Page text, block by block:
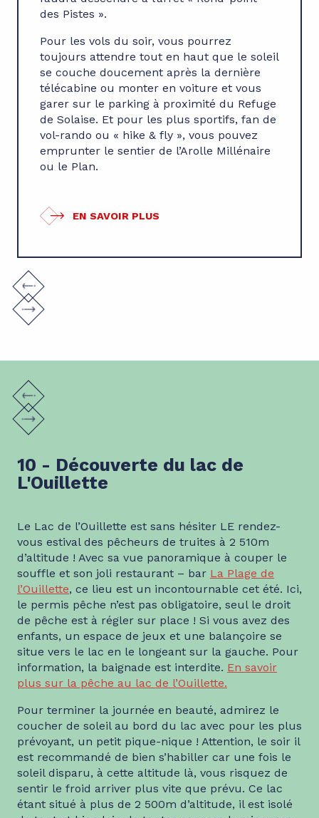
des Pistes ».
Pour les vols du soir, vous pourrez
toujours attendre tout en haut que le soleil
se couche doucement après la dernière
télécabine ou monter en voiture et vous
garer sur le parking à proximité du Refuge
de Solaise. Et pour les plus sportifs, fan de
vol-rando ou « hike & fly », vous pouvez
emprunter le sentier de l’Arolle Millénaire
ou le Plan.
EN SAVOIR PLUS
10 - Découverte du lac de
L'Ouillette
Le Lac de l’Ouillette est sans hésiter LE rendez-
vous estival des pêcheurs de truites à 2 510m
d’altitude ! Avec sa vue panoramique à couper le
souffle et son joli restaurant – bar La Plage de
l’Ouillette, ce lieu est un incontournable cet été. Ici,
le permis pêche n’est pas obligatoire, seul le droit
de pêche est à régler sur place ! Si vous avez des
enfants, un espace de jeux et une balançoire se
situe vers le lac en le longeant sur la gauche. Pour
information, la baignade est interdite. En savoir
plus sur la pêche au lac de l’Ouillette.
Pour terminer la journée en beauté, admirez le
coucher de soleil au bord du lac avec pour les plus
prévoyant, un petit pique-nique ! Attention, le soir il
est recommandé de bien s’habiller car une fois le
soleil disparu, à cette altitude là, vous risquez de
sentir le froid arriver plus vite que prévu. Ce lac
étant situé à plus de 2 500m d’altitude, il est isolé